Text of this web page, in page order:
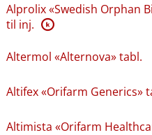
Alprolix «Swedish Orphan
til inj. K
Altermol «Alternova» tabl.
Altifex «Orifarm Generics»
Altimista «Orifarm